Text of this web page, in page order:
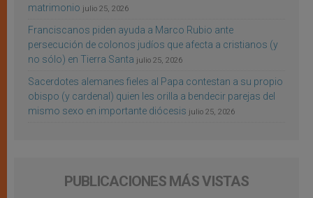
matrimonio julio 25, 2026
Franciscanos piden ayuda a Marco Rubio ante
persecución de colonos judíos que afecta a cristianos (y
no sólo) en Tierra Santa julio 25, 2026
Sacerdotes alemanes fieles al Papa contestan a su propio
obispo (y cardenal) quien les orilla a bendecir parejas del
mismo sexo en importante diócesis julio 25, 2026
PUBLICACIONES MÁS VISTAS